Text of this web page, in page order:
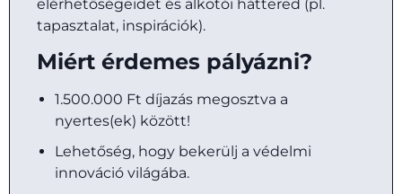
elérhetőségeidet és alkotói háttered (pl.
tapasztalat, inspirációk).
Miért érdemes pályázni?
1.500.000 Ft díjazás megosztva a
nyertes(ek) között!
Lehetőség, hogy bekerülj a védelmi
innováció világába.